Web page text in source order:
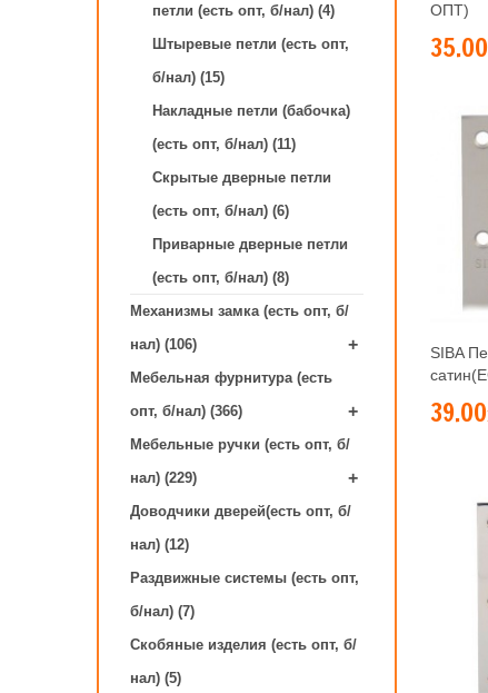
петли (есть опт, б/нал) (4)
Штыревые петли (есть опт,
б/нал) (15)
Накладные петли (бабочка)
(есть опт, б/нал) (11)
Скрытые дверные петли
(есть опт, б/нал) (6)
Приварные дверные петли
(есть опт, б/нал) (8)
Механизмы замка (есть опт, б/
нал) (106)
+
Мебельная фурнитура (есть
опт, б/нал) (366)
+
Мебельные ручки (есть опт, б/
нал) (229)
+
Доводчики дверей(есть опт, б/
нал) (12)
Раздвижные системы (есть опт,
б/нал) (7)
Скобяные изделия (есть опт, б/
нал) (5)
ОПТ)
SIBA